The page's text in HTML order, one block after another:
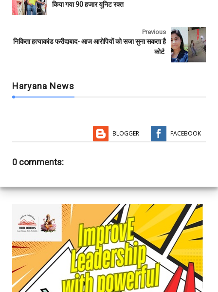
o
k
r
p
किया गया 90 हजार यूनिट रक्त
Previous
निकिता हत्याकांड फरीदाबाद- आज आरोपियों को सजा सुना सकता है
कोर्ट
Haryana News
BLOGGER FACEBOOK
0 comments: